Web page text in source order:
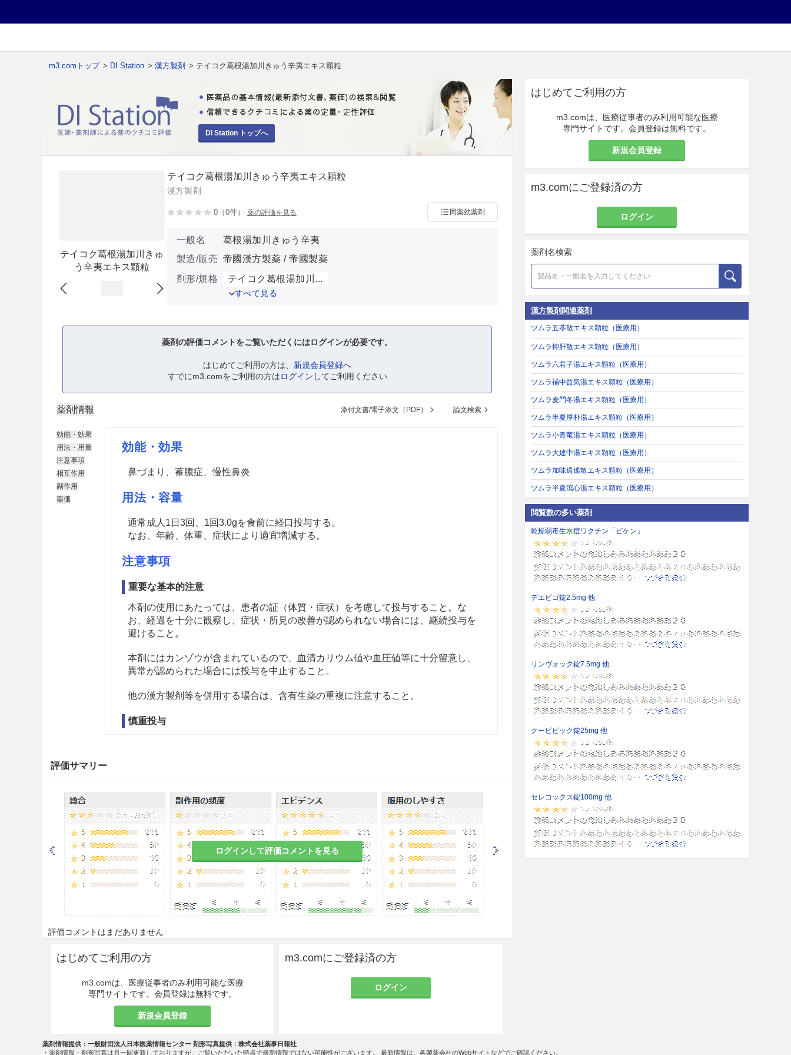
m3.comトップ > DI Station > 漢方製剤 > テイコク葛根湯加川きゅう辛夷エキス顆粒
DI Station トップへ
テイコク葛根湯加川きゅ
う辛夷エキス顆粒
テイコク葛根湯加川きゅう辛夷エキス顆粒
漢方製剤
0（0件） 薬の評価を見る 同薬効薬剤
一般名
葛根湯加川きゅう辛夷
製造/販売 帝國漢方製薬 / 帝國製薬
剤形/規格
テイコク葛根湯加川...
すべて見る
薬剤の評価コメントをご覧いただくにはログインが必要です。
はじめてご利用の方は、 新規会員登録へ
すでにm3.comをご利用の方はログイン してご利用ください
薬剤情報 添付文書/電子添文（PDF） 論文検索
効能・効果
用法・用量
注意事項
相互作用
副作用
薬価
効能・効果
鼻づまり、蓄膿症、慢性鼻炎
用法・容量
通常成人1日3回、1回3.0gを食前に経口投与する。
なお、年齢、体重、症状により適宜増減する。
注意事項
重要な基本的注意
本剤の使用にあたっては、患者の証（体質・症状）を考慮して投与すること。な
お、経過を十分に観察し、症状・所見の改善が認められない場合には、継続投与を
避けること。
本剤にはカンゾウが含まれているので、血清カリウム値や血圧値等に十分留意し、
異常が認められた場合には投与を中止すること。
他の漢方製剤等を併用する場合は、含有生薬の重複に注意すること。
慎重投与
著しく胃腸の虚弱な患者［食欲不振、胃部不快感、悪心、嘔吐、下痢等があらわれ
るおそれがある。］
食欲不振、悪心、嘔吐のある患者［これらの症状が悪化するおそれがある。］
発汗傾向の著しい患者［発汗過多、全身脱力感等があらわれるおそれがある。］
狭心症、心筋梗塞等の循環器系の障害のある患者、又はその既往歴のある患者
重症高血圧症の患者
高度の腎障害のある患者
排尿障害のある患者
甲状腺機能亢進症の患者
[5〜9：これらの疾患及び症状が悪化するおそれがある。]
その他の注意
評価サマリー
ログインして評価コメントを見る
評価コメントはまだありません
はじめてご利用の方
m3.comは、医療従事者のみ利用可能な医療
専門サイトです。会員登録は無料です。
新規会員登録
m3.comにご登録済の方
ログイン
はじめてご利用の方
m3.comは、医療従事者のみ利用可能な医療
専門サイトです。会員登録は無料です。
新規会員登録
m3.comにご登録済の方
ログイン
薬剤名検索
漢方製剤関連薬剤
ツムラ五苓散エキス顆粒（医療用）
ツムラ抑肝散エキス顆粒（医療用）
ツムラ六君子湯エキス顆粒（医療用）
ツムラ補中益気湯エキス顆粒（医療用）
ツムラ麦門冬湯エキス顆粒（医療用）
ツムラ半夏厚朴湯エキス顆粒（医療用）
ツムラ小青竜湯エキス顆粒（医療用）
ツムラ大建中湯エキス顆粒（医療用）
ツムラ加味逍遙散エキス顆粒（医療用）
ツムラ半夏瀉心湯エキス顆粒（医療用）
閲覧数の多い薬剤
乾燥弱毒生水痘ワクチン「ビケン」
デエビゴ錠2.5mg 他
リンヴォック錠7.5mg 他
クービビック錠25mg 他
セレコックス錠100mg 他
薬剤情報提供：一般財団法人日本医薬情報センター 剤形写真提供：株式会社薬事日報社
・薬剤情報・剤形写真は月一回更新しておりますが、ご覧いただいた時点で最新情報ではない可能性がございます。 最新情報は、各製薬会社のWebサイトなどでご確認ください。